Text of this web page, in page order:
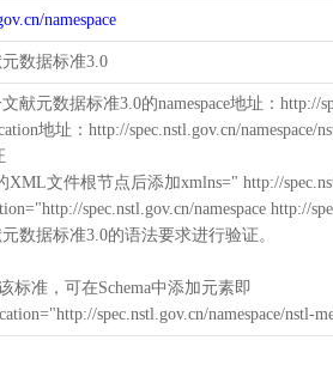
namespace
数据标准3.0
献元数据标准3.0的namespace地址：http://
地址：http://spec.nstl.gov.cn/namespace/
文件根节点后添加xmlns=" http://
spec.nstl.gov.cn/namespace http://
数据标准3.0的语法要求进行验证。
准，可在Schema中添加元素即
spec.nstl.gov.cn/namespace/nstl-